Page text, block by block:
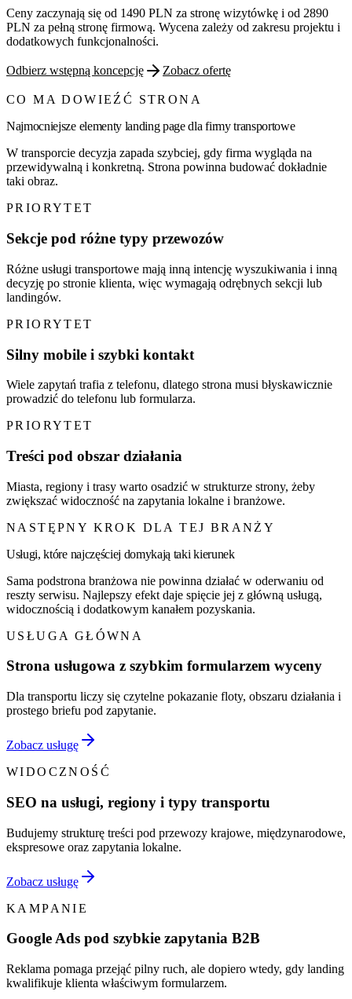
Ceny zaczynają się od 1490 PLN za stronę wizytówkę i od 2890
PLN za pełną stronę firmową. Wycena zależy od zakresu projektu i
dodatkowych funkcjonalności.
Odbierz wstępną koncepcję Zobacz ofertę
CO MA DOWIEŹĆ STRONA
Najmocniejsze elementy landing page dlafirmy transportowe
W transporcie decyzja zapada szybciej, gdy firma wygląda na
przewidywalną i konkretną. Strona powinna budować dokładnie
taki obraz.
PRIORYTET
Sekcje pod różne typy przewozów
Różne usługi transportowe mają inną intencję wyszukiwania i inną
decyzję po stronie klienta, więc wymagają odrębnych sekcji lub
landingów.
PRIORYTET
Silny mobile i szybki kontakt
Wiele zapytań trafia z telefonu, dlatego strona musi błyskawicznie
prowadzić do telefonu lub formularza.
PRIORYTET
Treści pod obszar działania
Miasta, regiony i trasy warto osadzić w strukturze strony, żeby
zwiększać widoczność na zapytania lokalne i branżowe.
NASTĘPNY KROK DLA TEJ BRANŻY
Usługi, które najczęściej domykają taki kierunek
Sama podstrona branżowa nie powinna działać w oderwaniu od
reszty serwisu. Najlepszy efekt daje spięcie jej z główną usługą,
widocznością i dodatkowym kanałem pozyskania.
USŁUGA GŁÓWNA
Strona usługowa z szybkim formularzem wyceny
Dla transportu liczy się czytelne pokazanie floty, obszaru działania i
prostego briefu pod zapytanie.
Zobacz usługę
WIDOCZNOŚĆ
SEO na usługi, regiony i typy transportu
Budujemy strukturę treści pod przewozy krajowe, międzynarodowe,
ekspresowe oraz zapytania lokalne.
Zobacz usługę
KAMPANIE
Google Ads pod szybkie zapytania B2B
Reklama pomaga przejąć pilny ruch, ale dopiero wtedy, gdy landing
kwalifikuje klienta właściwym formularzem.